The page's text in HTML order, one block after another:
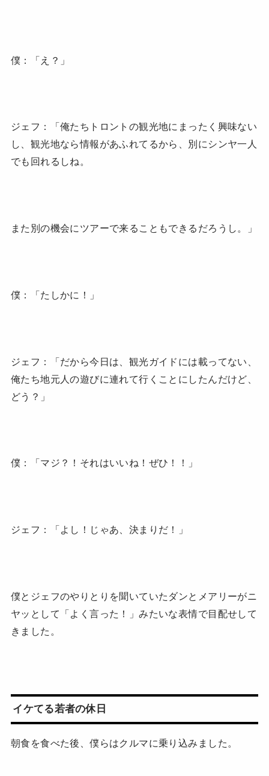
僕：「え？」
ジェフ：「俺たちトロントの観光地にまったく興味ない
し、観光地なら情報があふれてるから、別にシンヤ一人
でも回れるしね。
また別の機会にツアーで来ることもできるだろうし。」
僕：「たしかに！」
ジェフ：「だから今日は、観光ガイドには載ってない、
俺たち地元人の遊びに連れて行くことにしたんだけど、
どう？」
僕：「マジ？！それはいいね！ぜひ！！」
ジェフ：「よし！じゃあ、決まりだ！」
僕とジェフのやりとりを聞いていたダンとメアリーがニ
ヤッとして「よく言った！」みたいな表情で目配せして
きました。
イケてる若者の休日
朝食を食べた後、僕らはクルマに乗り込みました。